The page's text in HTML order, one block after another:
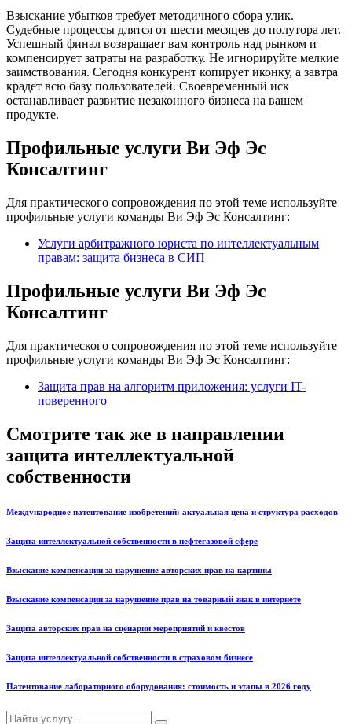
Взыскание убытков требует методичного сбора улик.
Судебные процессы длятся от шести месяцев до полутора лет.
Успешный финал возвращает вам контроль над рынком и
компенсирует затраты на разработку. Не игнорируйте мелкие
заимствования. Сегодня конкурент копирует иконку, а завтра
крадет всю базу пользователей. Своевременный иск
останавливает развитие незаконного бизнеса на вашем
продукте.
Профильные услуги Ви Эф Эс
Консалтинг
Для практического сопровождения по этой теме используйте
профильные услуги команды Ви Эф Эс Консалтинг:
Услуги арбитражного юриста по интеллектуальным
правам: защита бизнеса в СИП
Профильные услуги Ви Эф Эс
Консалтинг
Для практического сопровождения по этой теме используйте
профильные услуги команды Ви Эф Эс Консалтинг:
Защита прав на алгоритм приложения: услуги IT-
поверенного
Смотрите так же в направлении
защита интеллектуальной
собственности
Международное патентование изобретений: актуальная цена и структура расходов
Защита интеллектуальной собственности в нефтегазовой сфере
Взыскание компенсации за нарушение авторских прав на картины
Взыскание компенсации за нарушение прав на товарный знак в интернете
Защита авторских прав на сценарии мероприятий и квестов
Защита интеллектуальной собственности в страховом бизнесе
Патентование лабораторного оборудования: стоимость и этапы в 2026 году